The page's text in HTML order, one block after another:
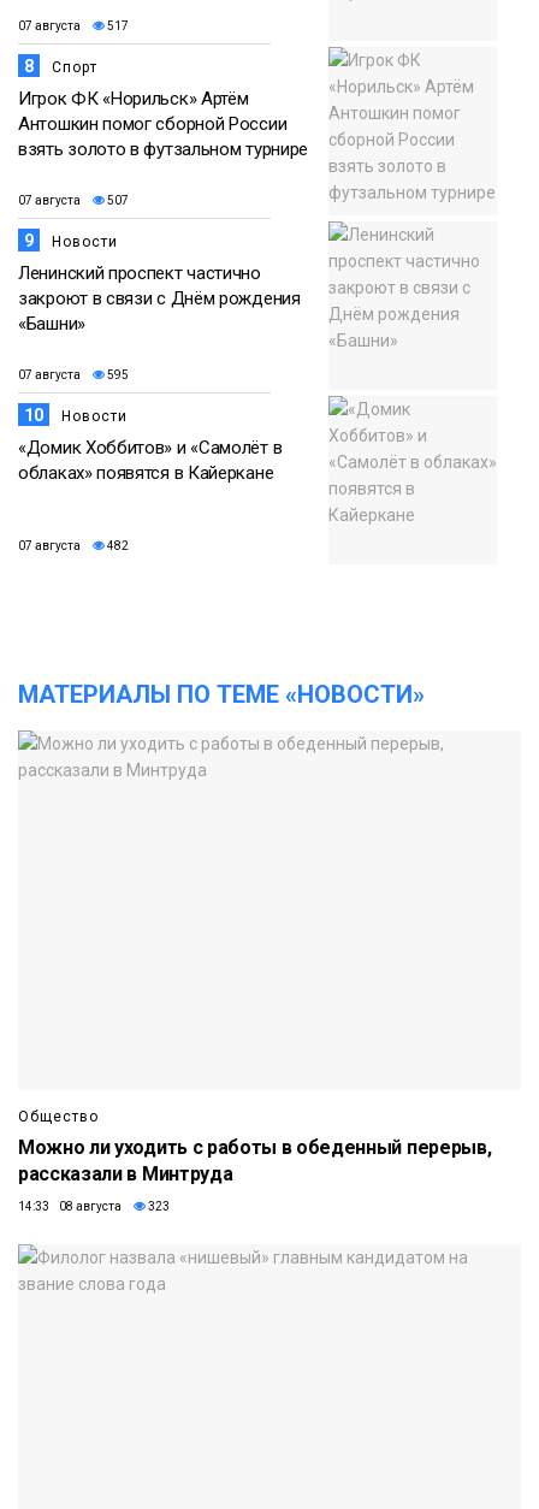
07 августа 517
8 Спорт
Игрок ФК «Норильск» Артём
Антошкин помог сборной России
взять золото в футзальном турнире
07 августа 507
9 Новости
Ленинский проспект частично
закроют в связи с Днём рождения
«Башни»
07 августа 595
10 Новости
«Домик Хоббитов» и «Самолёт в
облаках» появятся в Кайеркане
07 августа 482
МАТЕРИАЛЫ ПО ТЕМЕ «НОВОСТИ»
Общество
Можно ли уходить с работы в обеденный перерыв,
рассказали в Минтруда
14:33 08 августа 323